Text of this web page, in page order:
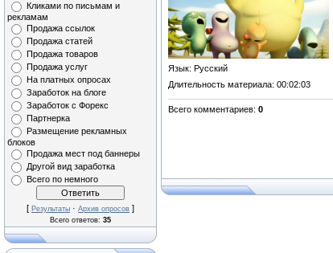
Кликами по письмам и
рекламам
Продажа ссылок
Продажа статей
Продажа товаров
Продажа услуг
На платных опросах
Заработок на блоге
Заработок с Форекс
Партнерка
Размещение рекламных
блоков
Продажа мест под баннеры
Другой вид заработка
Всего по немного
[ Результаты · Архив опросов ]
Всего ответов: 35
Язык: Русский
Длительность материала: 00:02:03
Всего комментариев: 0